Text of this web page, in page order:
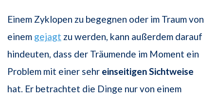
Einem Zyklopen zu begegnen oder im Traum von
einem gejagt zu werden, kann außerdem darauf
hindeuten, dass der Träumende im Moment ein
Problem mit einer sehr einseitigen Sichtweise
hat. Er betrachtet die Dinge nur von einem